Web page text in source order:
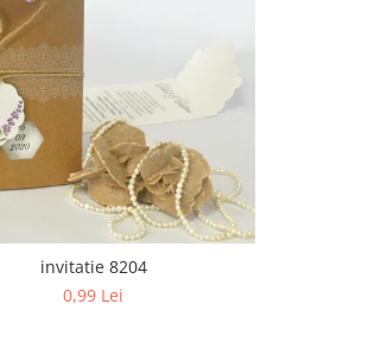
invitatie 8204
0,99 Lei